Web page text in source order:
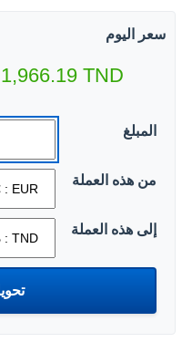
سعر اليوم
1,966.19 TND
المبلغ
من هذه العملة
إلى هذه العملة